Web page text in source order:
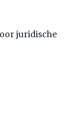
juridische